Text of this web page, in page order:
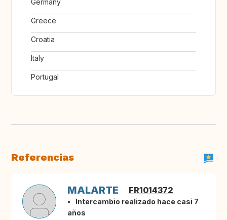
Germany
Greece
Croatia
Italy
Portugal
Referencias
MALARTE FR1014372
Intercambio realizado hace casi 7
años